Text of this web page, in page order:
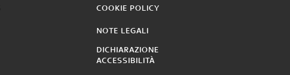
COOKIE POLICY
NOTE LEGALI
DICHIARAZIONE
ACCESSIBILITÀ